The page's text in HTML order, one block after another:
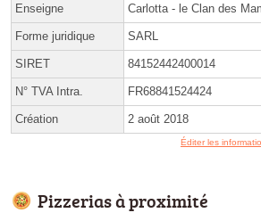
Enseigne Carlotta - le Clan des
Forme juridique SARL
SIRET 84152442400014
N° TVA Intra. FR68841524424
Création 2 août 2018
Éditer les
Pizzerias à proximité